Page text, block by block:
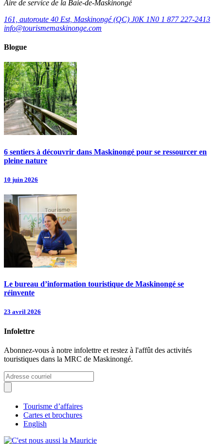
Aire de service de la Baie-de-Maskinongé
161, autoroute 40 Est, Maskinongé (QC) J0K 1N0 1 877 227-2413
info@tourismemaskinonge.com
Blogue
6 sentiers à découvrir dans Maskinongé pour se ressourcer en
pleine nature
10 juin 2026
Le bureau d’information touristique de Maskinongé se
réinvente
23 avril 2026
Infolettre
Abonnez-vous à notre infolettre et restez à l'affût des activités
touristiques dans la MRC de Maskinongé.
Tourisme d’affaires
Cartes et brochures
English